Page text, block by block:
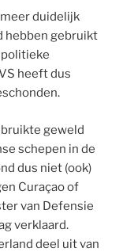
duidelijk
hebben gebruikt
heeft dus
geweld
schepen in de
dus niet (ook)
Curaçao of
van Defensie
verklaard.
deel uit van